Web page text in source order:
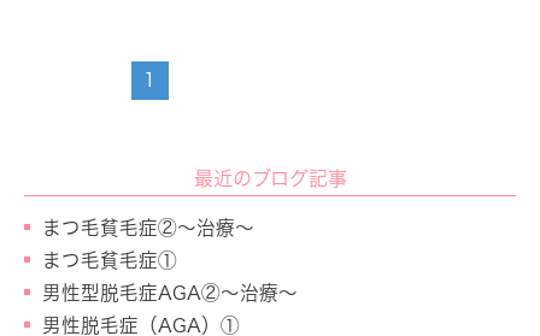
1
最近のブログ記事
まつ毛貧毛症②～治療～
まつ毛貧毛症①
男性型脱毛症AGA②～治療～
男性脱毛症（AGA）①